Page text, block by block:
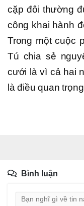
cặp đôi thường
công khai hành
Trong một cuộc
Tú chia sẻ
cưới là vì cả hai
là điều quan
Bình luận